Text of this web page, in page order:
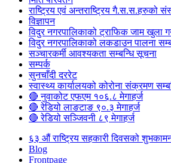
राष्ट्रिय एवं अन्तराष्ट्रिय गै.स.स.हरुको
विज्ञापन
विदुर नगरपालिकाको ट्राफिक जाम खुला
विदुर नगरपालिकाको लकडाउन पालना
सञ्चारकर्मी आवश्यकता सम्बन्धि सूचना
सम्पर्क
सुनचाँदी दररेट
स्वास्थ्य कार्यालयको कोरोना संक्रमण
🔴 नुवाकोट एफएम १०६.८ मेगाहर्ज
🔴 रेडियो लाङटाङ ९०.३ मेगाहर्ज
🔴 रेडियो सञ्जिवनी ८९ मेगाहर्ज
६३ औं राष्ट्रिय सहकारी दिवसको
Blog
Frontpage